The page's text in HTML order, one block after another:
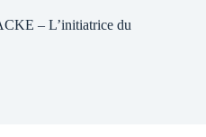
– L’initiatrice du